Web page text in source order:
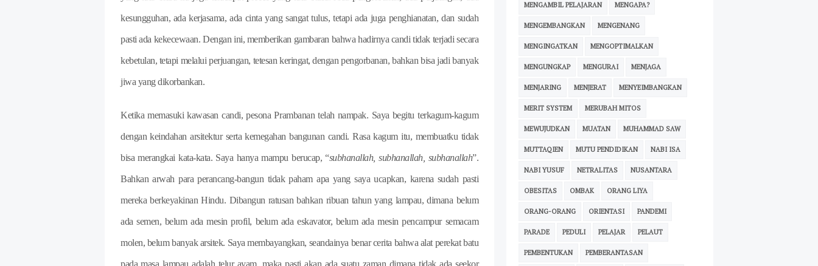
kesungguhan, ada kerjasama, ada cinta yang sangat tulus, tetapi ada juga penghianatan, dan sudah
pasti ada kekecewaan. Dengan ini, memberikan gambaran bahwa hadirnya candi tidak terjadi secara
kebetulan, tetapi melalui perjuangan, tetesan keringat, dengan pengorbanan, bahkan bisa jadi banyak
jiwa yang dikorbankan.
Ketika memasuki kawasan candi, pesona Prambanan telah nampak. Saya begitu terkagum-kagum
dengan keindahan arsitektur serta kemegahan bangunan candi. Rasa kagum itu, membuatku tidak
bisa merangkai kata-kata. Saya hanya mampu berucap, “subhanallah, subhanallah, subhanallah”.
Bahkan arwah para perancang-bangun tidak paham apa yang saya ucapkan, karena sudah pasti
mereka berkeyakinan Hindu. Dibangun ratusan bahkan ribuan tahun yang lampau, dimana belum
ada semen, belum ada mesin profil, belum ada eskavator, belum ada mesin pencampur semacam
molen, belum banyak arsitek. Saya membayangkan, seandainya benar cerita bahwa alat perekat batu
MENGAMBIL PELAJARAN MENGAPA?
MENGEMBANGKAN MENGENANG
MENGINGATKAN MENGOPTIMALKAN
MENGUNGKAP MENGURAI MENJAGA
MENJARING MENJERAT MENYEIMBANGKAN
MERIT SYSTEM MERUBAH MITOS
MEWUJUDKAN MUATAN MUHAMMAD SAW
MUTTAQIEN MUTU PENDIDIKAN NABI ISA
NABI YUSUF NETRALITAS NUSANTARA
OBESITAS OMBAK ORANG LIYA
ORANG-ORANG ORIENTASI PANDEMI
PARADE PEDULI PELAJAR PELAUT
PEMBENTUKAN PEMBERANTASAN